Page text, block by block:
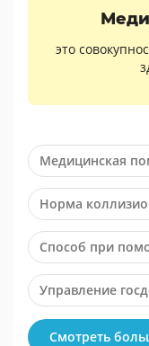
это
Медицинская
Норма
Способ при
Управление
Юридическая
Смотреть